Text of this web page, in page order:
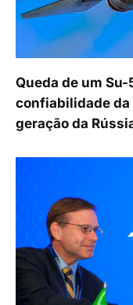
Queda de um
confiabilidade
geração da